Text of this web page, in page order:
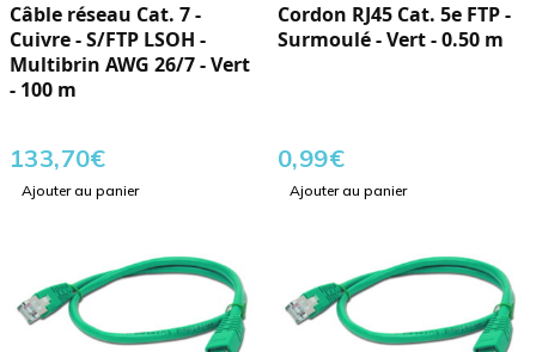
Câble réseau Cat. 7 -
Cuivre - S/FTP LSOH -
Multibrin AWG 26/7 - Vert
- 100 m
133,70€
Ajouter au panier
Cordon RJ45 Cat. 5e FTP -
Surmoulé - Vert - 0.50 m
0,99€
Ajouter au panier